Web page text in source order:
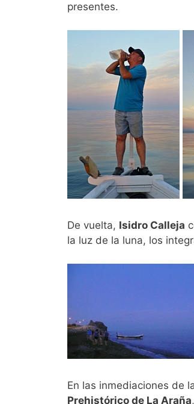
presentes.
De vuelta, Isidro Calleja
la luz de la luna, los
En las inmediaciones de
Prehistórico de La Araña